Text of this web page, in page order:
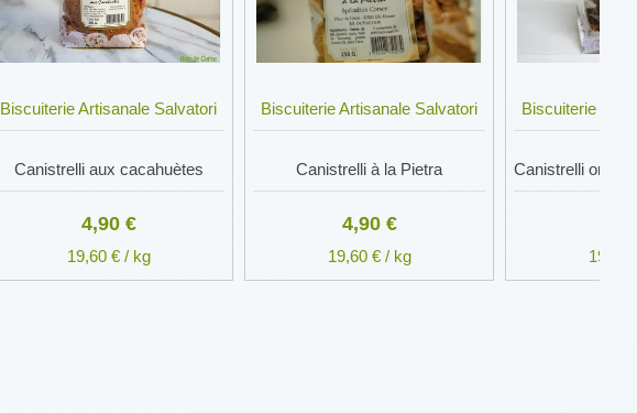
Biscuiterie Artisanale Salvatori
Canistrelli aux cacahuètes
4,90 €
19,60 € / kg
Biscuiterie Artisanale Salvatori
Canistrelli à la Pietra
4,90 €
19,60 € / kg
Biscuiterie
19,60